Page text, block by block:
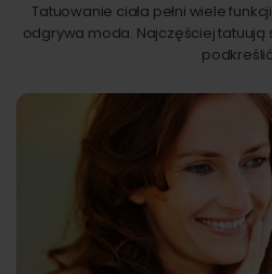
Tatuowanie ciała pełni wiele
odgrywa moda. Najczęściej tatuują